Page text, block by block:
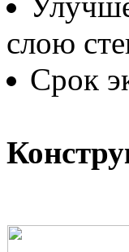
слою
Срок